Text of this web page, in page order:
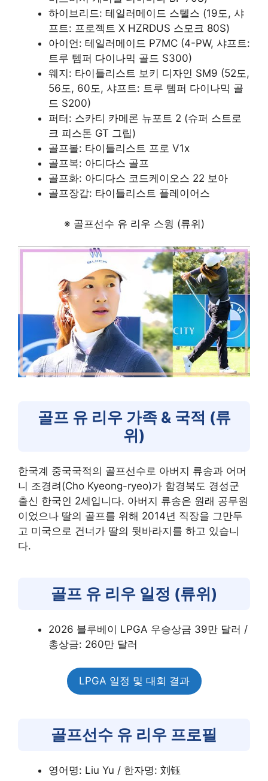
하이브리드: 테일러메이드 스텔스 (19도, 샤
프트: 프로젝트 X HZRDUS 스모크 80S)
아이언: 테일러메이드 P7MC (4-PW, 샤프트:
트루 템퍼 다이나믹 골드 S300)
웨지: 타이틀리스트 보키 디자인 SM9 (52도,
56도, 60도, 샤프트: 트루 템퍼 다이나믹 골
드 S200)
퍼터: 스카티 카메론 뉴포트 2 (슈퍼 스트로
크 피스톤 GT 그립)
골프볼: 타이틀리스트 프로 V1x
골프복: 아디다스 골프
골프화: 아디다스 코드케이오스 22 보아
골프장갑: 타이틀리스트 플레이어스
※ 골프선수 유 리우 스윙 (류위)
골프 유 리우 가족 & 국적 (류
위)
한국계 중국국적의 골프선수로 아버지 류송과 어머
니 조경려(Cho Kyeong-ryeo)가 함경북도 경성군
출신 한국인 2세입니다. 아버지 류송은 원래 공무원
이었으나 딸의 골프를 위해 2014년 직장을 그만두
고 미국으로 건너가 딸의 뒷바라지를 하고 있습니
다.
골프 유 리우 일정 (류위)
2026 블루베이 LPGA 우승상금 39만 달러 /
총상금: 260만 달러
LPGA 일정 및 대회 결과
골프선수 유 리우 프로필
영어명: Liu Yu / 한자명: 刘钰